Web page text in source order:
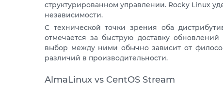
структурированном управлении. Rocky Linux
независимости.
С технической точки зрения оба
отмечается за быструю доставку
выбор между ними обычно зависит от
различий в производительности.
AlmaLinux vs CentOS Stream